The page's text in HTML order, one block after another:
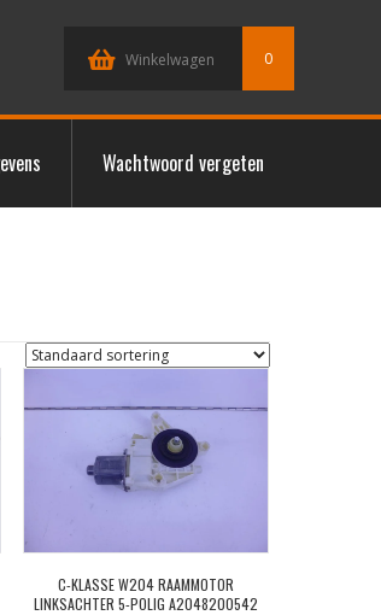
Winkelwagen 0
Wachtwoord vergeten
C-KLASSE W204 RAAMMOTOR
LINKSACHTER 5-POLIG A2048200542